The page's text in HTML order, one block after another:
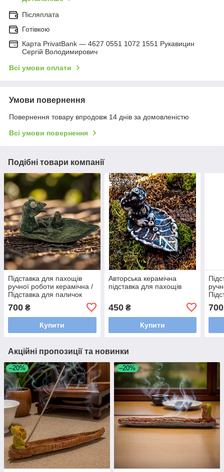
Післяплата
Готівкою
Карта PrivatBank — 4627 0551 1072 1551 Рукавицин
Сергій Володимирович
Всі умови оплати
Умови повернення
Повернення товару впродовж 14 днів за домовленістю
Всі умови повернення
Подібні товари компанії
Підставка для пахощів
ручної роботи керамічна /
Підставка для паличок
700 ₴
Купити
Авторська керамічна
підставка для пахощів
450₴
Купити
700
Акційні пропозиції та новинки
–20% –20%